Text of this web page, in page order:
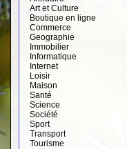
Art et Culture
Boutique en ligne
Commerce
Geographie
Immobilier
Informatique
Internet
Loisir
Maison
Santé
Science
Société
Sport
Transport
Tourisme